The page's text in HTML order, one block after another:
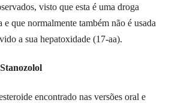
visto que esta é uma droga
que normalmente também não é usada
a sua hepatoxidade (17-aa).
encontrado nas versões oral e